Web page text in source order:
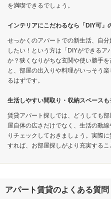
を満喫できるでしょう。
インテリアにこだわるなら「DIY可」
せっかくのアパートでの新生活、自
したい！という方は「DIYができるア
か？狭くなりがちな玄関や使い勝手
と、部屋の出入りや料理がいっそう
るはずです。
生活しやすい間取り・収納スペースも
賃貸アパート探しでは、どうしても
屋自体の広さだけでなく、生活の動
りチェックしておきましょう。実際
すれば、お部屋探しがより充実するこ
アパート賃貸のよくある質問